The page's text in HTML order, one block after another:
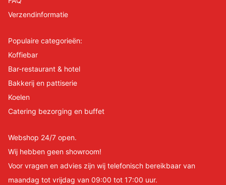
Verzendinformatie
Populaire categorieën:
Koffiebar
Bar-restaurant & hotel
Bakkerij en pattiserie
Koelen
Catering bezorging en buffet
Webshop 24/7 open.
Wij hebben geen showroom!
Voor vragen en advies zijn wij telefonisch bereikbaar van
maandag tot vrijdag van 09:00 tot 17:00 uur.